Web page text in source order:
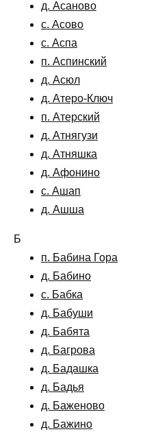
д. Асаново
с. Асово
с. Аспа
п. Аспинский
д. Асюл
д. Атеро-Ключ
п. Атерский
д. Атнягузи
д. Атняшка
д. Афонино
с. Ашап
д. Ашша
Б
п. Бабина Гора
д. Бабино
с. Бабка
д. Бабуши
д. Бабята
д. Багрова
д. Бадашка
д. Бадья
д. Баженово
д. Бажино